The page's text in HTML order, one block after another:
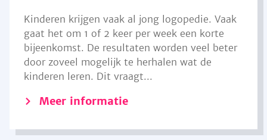
Kinderen krijgen vaak al jong logopedie. Vaak
gaat het om 1 of 2 keer per week een korte
bijeenkomst. De resultaten worden veel beter
door zoveel mogelijk te herhalen wat de
kinderen leren. Dit vraagt...
Meer informatie